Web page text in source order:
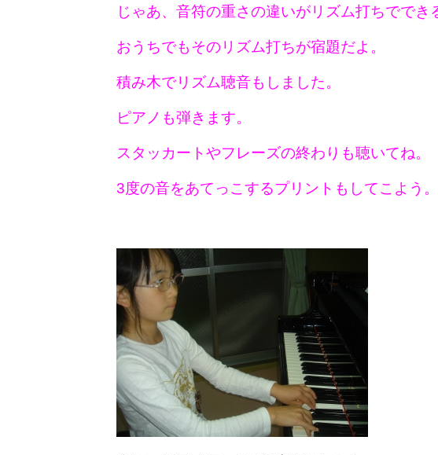
じゃあ、音符の重さの違いがリズム打ちででき
おうちでもそのリズム打ちが宿題だよ。
積み木でリズム聴音もしました。
ピアノも弾きます。
スタッカートやフレーズの終わりも聴いてね。
3度の音をあてっこするプリントもしてこよう。